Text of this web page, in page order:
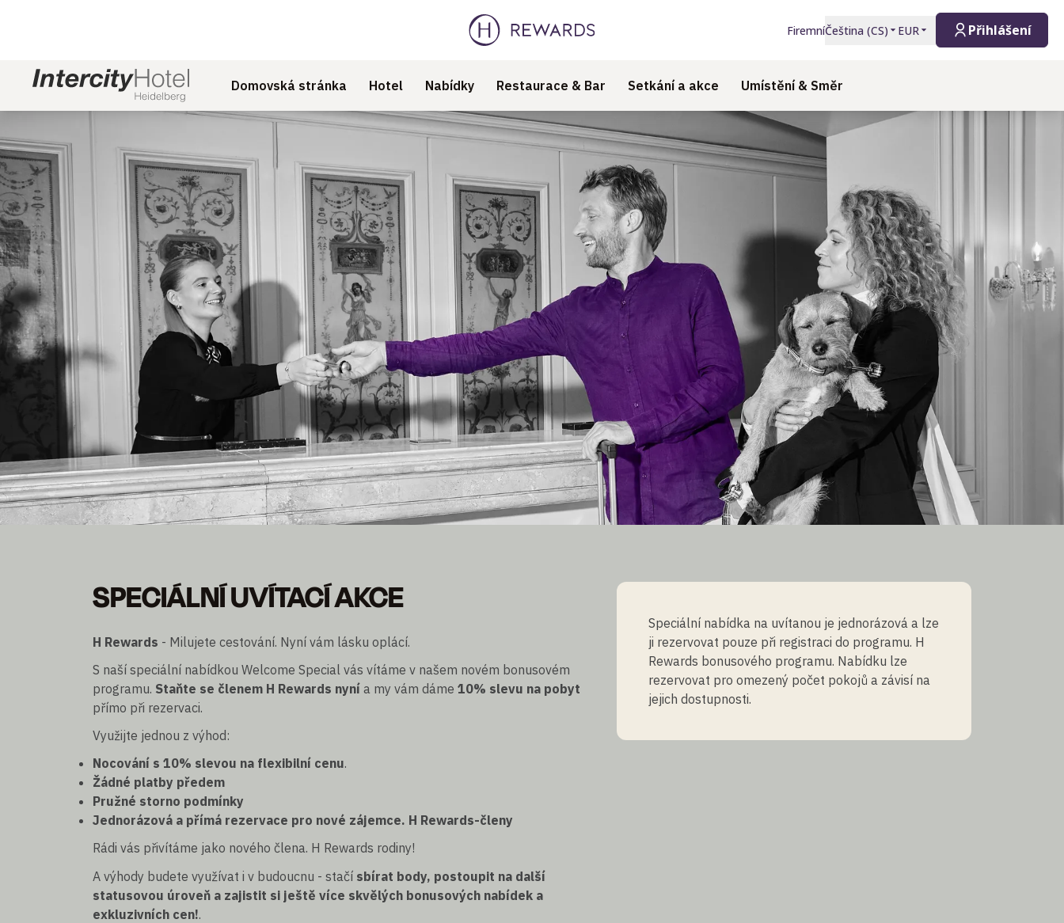
FiremníČeština (CS) EUR Přihlášení
Domovská stránka Hotel Nabídky Restaurace & Bar Setkání a akce Umístění & Směr
10% slevaSPECIÁLNÍ UVÍTACÍ AKCE
H Rewards - Milujete cestování. Nyní vám lásku oplácí.
S naší speciální nabídkou Welcome Special vás vítáme v našem novém bonusovém
programu. Staňte se členem H Rewards nyní a my vám dáme 10% slevu na pobyt
přímo při rezervaci.
Využijte jednou z výhod:
Nocování s 10% slevou na flexibilní cenu.
Žádné platby předem
Pružné storno podmínky
Jednorázová a přímá rezervace pro nové zájemce. H Rewards-členy
Rádi vás přivítáme jako nového člena. H Rewards rodiny!
A výhody budete využívat i v budoucnu - stačí sbírat body, postoupit na další
statusovou úroveň a zajistit si ještě více skvělých bonusových nabídek a
exkluzivních cen!.
Speciální nabídka na uvítanou je jednorázová a lze
ji rezervovat pouze při registraci do programu. H
Rewards bonusového programu. Nabídku lze
rezervovat pro omezený počet pokojů a závisí na
jejich dostupnosti.